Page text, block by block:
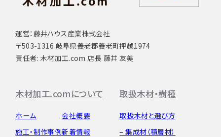
運営：藤井ハウス産業株式会社
〒503-1316 岐阜県養老郡養老町押越1974
責任者: 木材加工.com 店長 藤井 友美
木材加工.comについて
ホーム
施工・制作事例
会社概要
新着情報
取扱木材・樹種
取扱木材と選び方
– 集成材（積層材）